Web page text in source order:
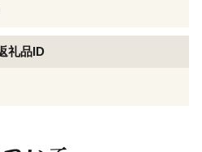
礼品ID